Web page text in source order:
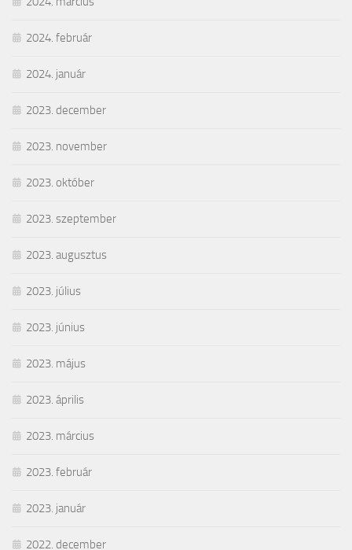
2024. február
2024. január
2023. december
2023. november
2023. október
2023. szeptember
2023. augusztus
2023. július
2023. június
2023. május
2023. április
2023. március
2023. február
2023. január
2022. december